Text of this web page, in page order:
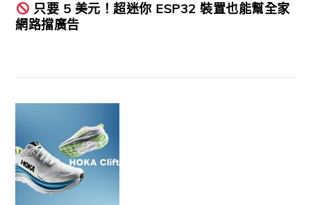
只要 5 美元！超迷你 ESP32 裝置也能幫全家
網路擋廣告